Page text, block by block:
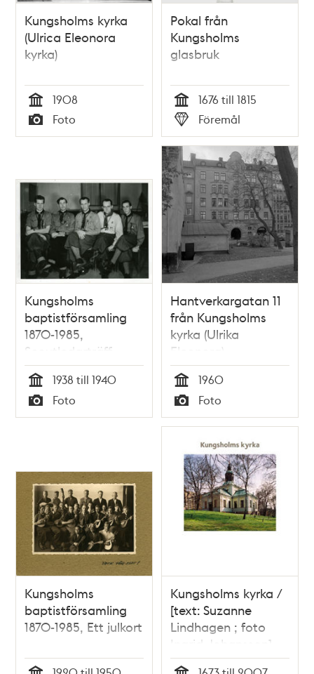
Kungsholms kyrka
(Ulrica Eleonora
kyrka)
Tid
1908
Typ
Foto
Pokal från
Kungsholms
glasbruk
Tid
1676 till 1815
Typ
Föremål
Kungsholms
baptistförsamling
1870-1985,
Scoutledarträff
Tid
1938 till 1940
Typ
Foto
Hantverkargatan 11
från Kungsholms
kyrka (Ulrika
Eleonora).
Tid
1960
Typ
Foto
Kungsholms
baptistförsamling
1870-1985, Ett julkort
Kungsholms kyrka /
[text: Suzanne
Lindhagen ; foto
Ingrid Johansson]